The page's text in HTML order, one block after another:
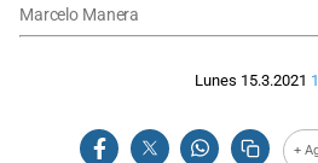
Marcelo Manera
Lunes 15.3.2021
+